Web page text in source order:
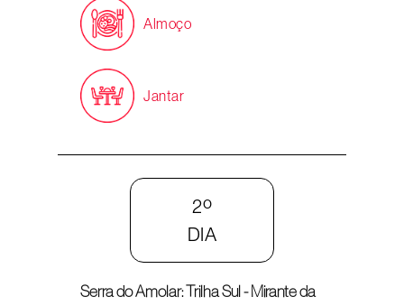
Almoço
Jantar
2º
DIA
Serra do Amolar: Trilha Sul - Mirante da